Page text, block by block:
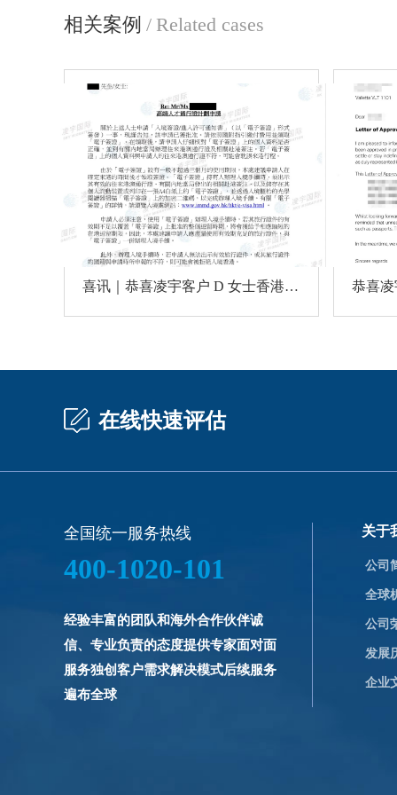
相关案例 / Related cases
喜讯｜恭喜凌宇客户 D 女士香港高才通A类顺利获批！
在线快速评估
全国统一服务热线
400-1020-101
经验丰富的团队和海外合作伙伴诚
信、专业负责的态度提供专家面对面
服务独创客户需求解决模式后续服务
遍布全球
关于
公司
全球
公司
发展
企业